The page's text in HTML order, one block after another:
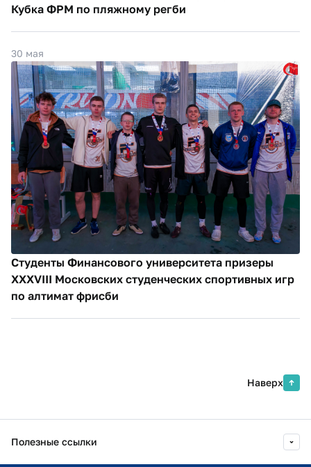
Кубка ФРМ по пляжному регби
30 мая
Студенты Финансового университета призеры
XXXVIII Московских студенческих спортивных игр
по алтимат фрисби
Наверх
Полезные ссылки